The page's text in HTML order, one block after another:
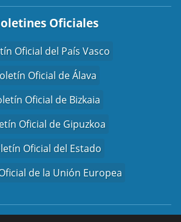
Oficiales
Oficial del País Vasco
Oficial de Álava
Oficial de Bizkaia
Oficial de Gipuzkoa
Oficial del Estado
de la Unión Europea